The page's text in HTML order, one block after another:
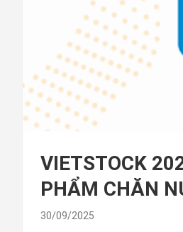
VIETSTOCK
PHẨM CHĂN
30/09/2025